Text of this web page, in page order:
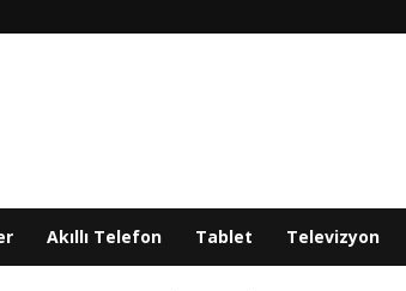
Akıllı Telefon Tablet Televizyon